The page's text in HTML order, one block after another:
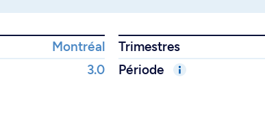
Montréal
Trimestres
3.0 Période